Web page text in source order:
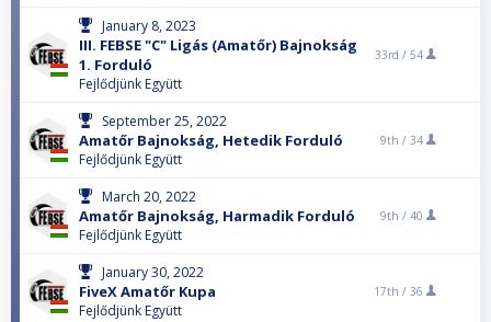
January 8, 2023
III. FEBSE "C" Ligás (Amatőr) Bajnokság
1. Forduló
Fejlődjünk Együtt
33rd / 54
September 25, 2022
Amatőr Bajnokság, Hetedik Forduló
Fejlődjünk Együtt
9th / 34
March 20, 2022
Amatőr Bajnokság, Harmadik Forduló
Fejlődjünk Együtt
9th / 40
January 30, 2022
FiveX Amatőr Kupa
Fejlődjünk Együtt
17th / 36